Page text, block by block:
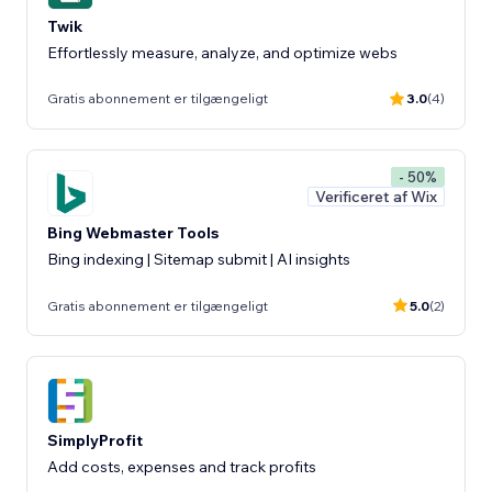
Twik
Effortlessly measure, analyze, and optimize webs
Gratis abonnement er tilgængeligt 3.0(4)
- 50%
Verificeret af Wix
Bing Webmaster Tools
Bing indexing | Sitemap submit | AI insights
Gratis abonnement er tilgængeligt 5.0(2)
SimplyProfit
Add costs, expenses and track profits